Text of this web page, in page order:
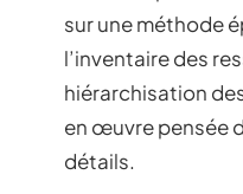
sur une méthode
l’inventaire des
hiérarchisation
en œuvre pensée
détails.